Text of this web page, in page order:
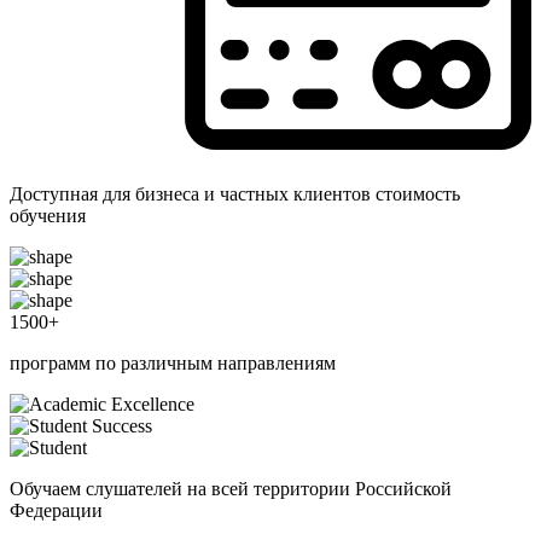
Доступная для бизнеса и частных клиентов стоимость
обучения
1500+
программ по различным направлениям
Обучаем слушателей на всей территории Российской
Федерации